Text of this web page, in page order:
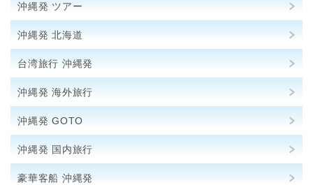
沖縄発 ツアー
沖縄発 北海道
台湾旅行 沖縄発
沖縄発 海外旅行
沖縄発 GOTO
沖縄発 国内旅行
豪華客船 沖縄発